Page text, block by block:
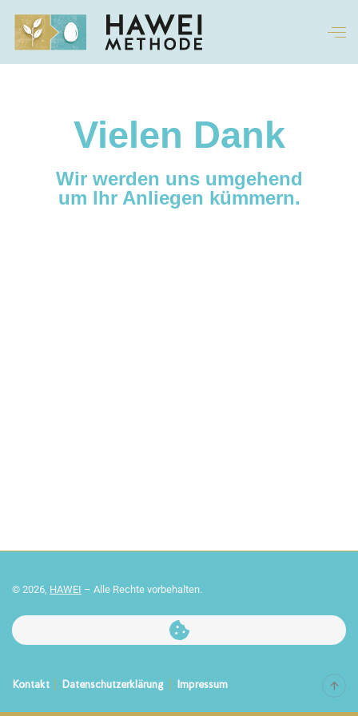
Vielen Dank
Wir werden uns umgehend
um Ihr Anliegen kümmern.
© 2026, HAWEI – Alle Rechte vorbehalten.
Kontakt Datenschutzerklärung Impressum